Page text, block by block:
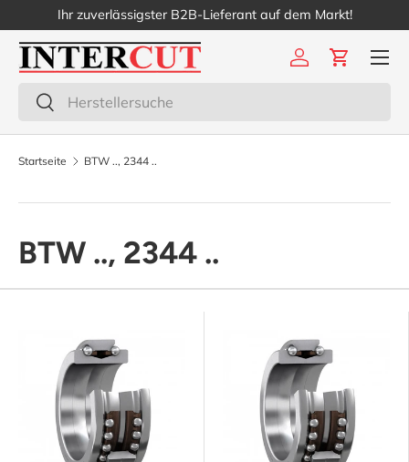
Direkt zum Inhalt
Ihr zuverlässigster B2B-Lieferant auf dem Markt!
Suchen
Suchen
Einloggen
Menü
Startseite BTW .., 2344 ..
BTW .., 2344 ..